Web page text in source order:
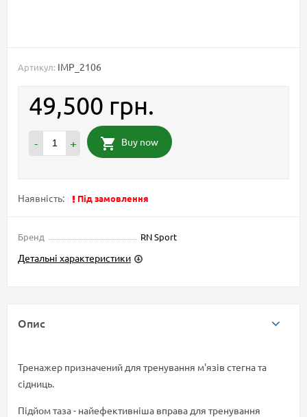
Артикул: IMP_2106
49,500 грн.
- + Buy now
Наявність: Під замовлення
Бренд RN Sport
Детальні характеристики
Опис
Тренажер призначений для тренування м'язів стегна та
сідниць.
Підйом таза - найефективніша вправа для тренування